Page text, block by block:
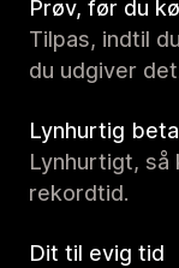
Prøv, før du
Tilpas, indtil
du udgiver
Lynhurtig
Lynhurtigt, så
rekordtid.
Dit til evig tid